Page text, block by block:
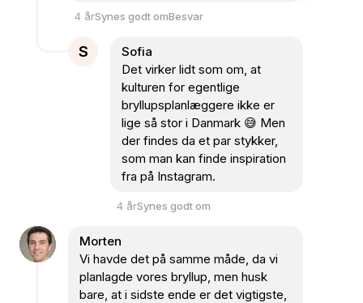
4 årSynes godt omBesvar
S
Sofia
Det virker lidt som om, at
kulturen for egentlige
bryllupsplanlæggere ikke er
lige så stor i Danmark 😅 Men
der findes da et par stykker,
som man kan finde inspiration
fra på Instagram.
4 årSynes godt om
Morten
Vi havde det på samme måde, da vi
planlagde vores bryllup, men husk
bare, at i sidste ende er det vigtigste,